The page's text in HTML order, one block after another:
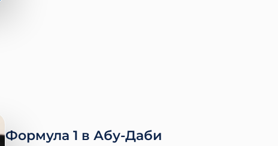
Формула 1 в Абу-Даби